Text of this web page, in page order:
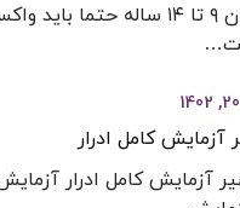
آزمایش کامل ادرار
آزمایش کامل ادرار آزمایش